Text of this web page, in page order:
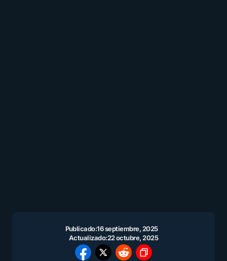
Publicado:16 septiembre, 2025
Actualizado:22 octubre, 2025